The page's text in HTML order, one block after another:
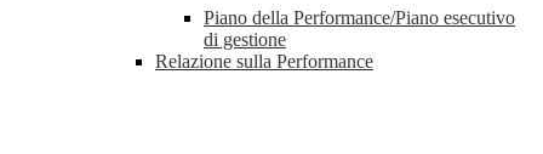
Piano della Performance/Piano esecutivo
di gestione
Relazione sulla Performance